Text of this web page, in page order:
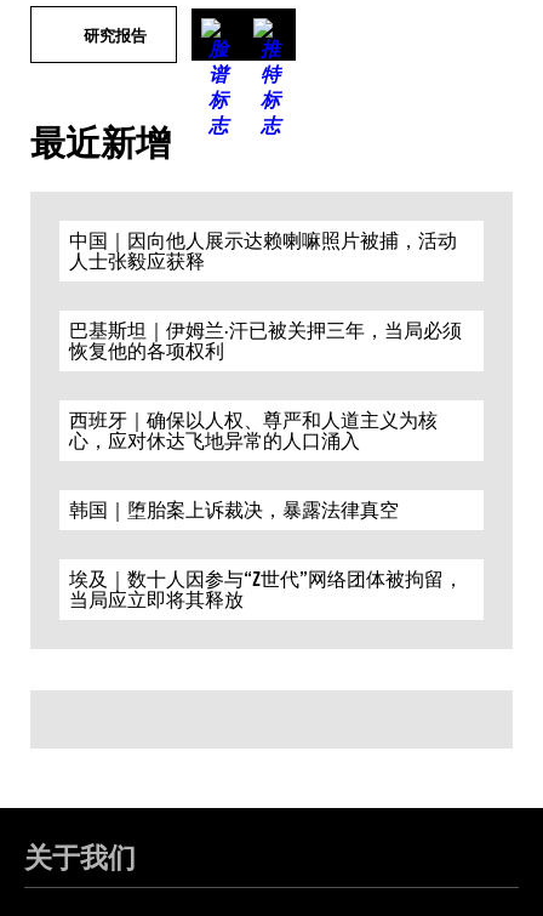
研究报告
最近新增
中国｜因向他人展示达赖喇嘛照片被捕，活动
人士张毅应获释
巴基斯坦｜伊姆兰·汗已被关押三年，当局必须
恢复他的各项权利
西班牙｜确保以人权、尊严和人道主义为核
心，应对休达飞地异常的人口涌入
韩国｜堕胎案上诉裁决，暴露法律真空
埃及｜数十人因参与“Z世代”网络团体被拘留，
当局应立即将其释放
关于我们